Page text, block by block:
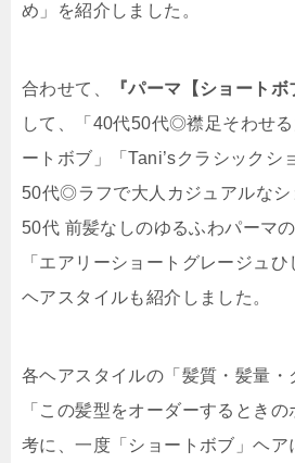
め」を紹介しました。
合わせて、 『パーマ【ショートボ
して、「40代50代◎襟足そわせ
ートボブ」「Tani’sクラシックシ
50代◎ラフで大人カジュアルな
50代 前髪なしのゆるふわパーマ
「エアリーショートグレージュ
ヘアスタイルも紹介しました。
各ヘアスタイルの「髪質・髪量・
「この髪型をオーダーするとき
考に、一度「ショートボブ」ヘア